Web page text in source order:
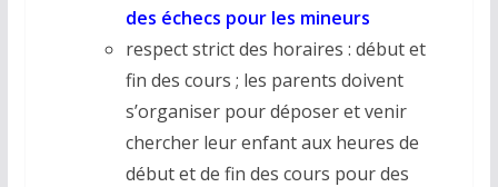
des échecs pour les mineurs
respect strict des horaires : début et
fin des cours ; les parents doivent
s’organiser pour déposer et venir
chercher leur enfant aux heures de
début et de fin des cours pour des